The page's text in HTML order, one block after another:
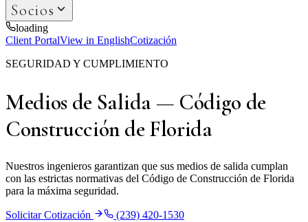
Socios
loading
Client PortalView in EnglishCotización
SEGURIDAD Y CUMPLIMIENTO
Medios de Salida — Código de
Construcción de Florida
Nuestros ingenieros garantizan que sus medios de salida cumplan
con las estrictas normativas del Código de Construcción de Florida
para la máxima seguridad.
Solicitar Cotización
(239) 420-1530